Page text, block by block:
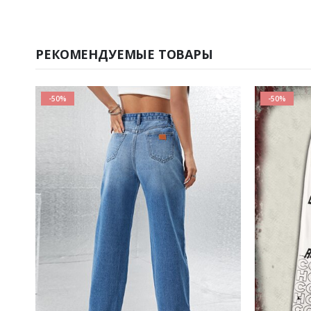
РЕКОМЕНДУЕМЫЕ ТОВАРЫ
-50% -50%